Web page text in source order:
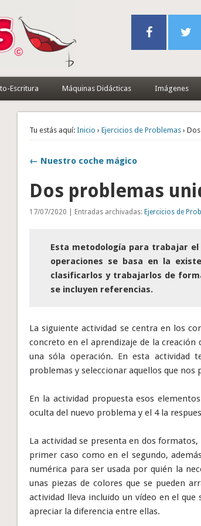
Escritura Máquinas Didácticas Imágenes
Tu estás aquí: Inicio ›Ejercicios de Problemas ›
← Nuestro coche mágico
Dos problemas
17/07/2020 | Entradas archivadas:Ejercicios de
Esta metodología para trabajar
operaciones se basa en la
clasificarlos y trabajarlos de
se incluyen referencias.
La siguiente actividad se centra en los
concreto en el aprendizaje de la
una sóla operación. En esta actividad
problemas y seleccionar aquellos que
En la actividad propuesta esos
oculta del nuevo problema y el 4 la
La actividad se presenta en dos
primer caso como en el segundo,
numérica para ser usada por quién la
unas piezas de colores que se pueden
actividad lleva incluido un vídeo en el
apreciar la diferencia entre ellas.